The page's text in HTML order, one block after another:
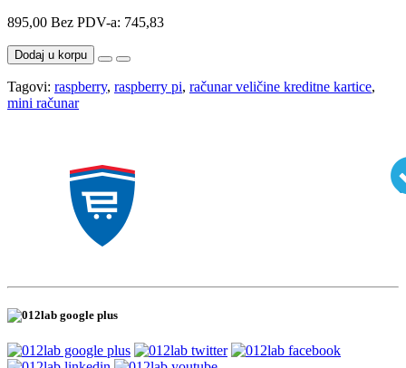
895,00 Bez PDV-a: 745,83
Dodaj u korpu
Tagovi: raspberry, raspberry pi, računar veličine kreditne kartice,
mini računar